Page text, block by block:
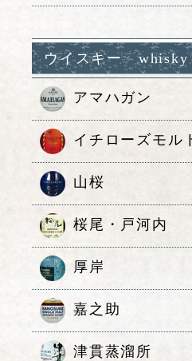
ウイスキー whisky
アマハガン
イチローズモル
山桜
桜尾・戸河内
厚岸
嘉之助
津貫蒸溜所